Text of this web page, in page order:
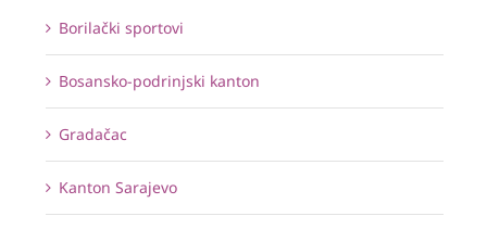
Borilački sportovi
Bosansko-podrinjski kanton
Gradačac
Kanton Sarajevo